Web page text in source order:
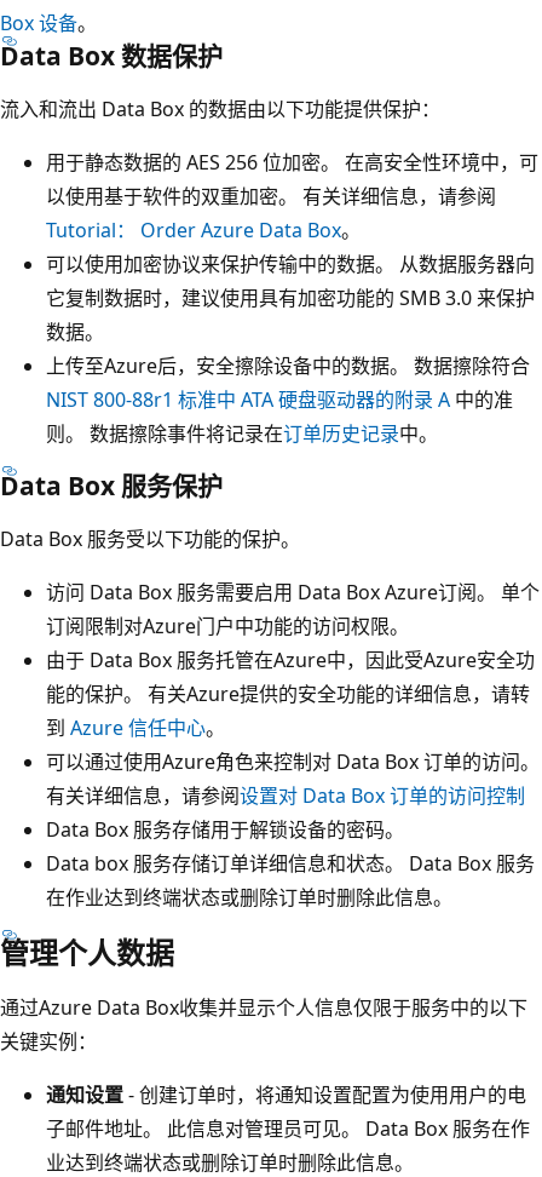
Box 设备。
Data Box 数据保护
流入和流出 Data Box 的数据由以下功能提供保护：
用于静态数据的 AES 256 位加密。 在高安全性环境中，可
以使用基于软件的双重加密。 有关详细信息，请参阅
Tutorial： Order Azure Data Box。
可以使用加密协议来保护传输中的数据。 从数据服务器向
它复制数据时，建议使用具有加密功能的 SMB 3.0 来保护
数据。
上传至Azure后，安全擦除设备中的数据。 数据擦除符合
NIST 800-88r1 标准中 ATA 硬盘驱动器的附录 A 中的准
则。 数据擦除事件将记录在订单历史记录中。
Data Box 服务保护
Data Box 服务受以下功能的保护。
访问 Data Box 服务需要启用 Data Box Azure订阅。 单个
订阅限制对Azure门户中功能的访问权限。
由于 Data Box 服务托管在Azure中，因此受Azure安全功
能的保护。 有关Azure提供的安全功能的详细信息，请转
到 Azure 信任中心。
可以通过使用Azure角色来控制对 Data Box 订单的访问。
有关详细信息，请参阅设置对 Data Box 订单的访问控制
Data Box 服务存储用于解锁设备的密码。
Data box 服务存储订单详细信息和状态。 Data Box 服务
在作业达到终端状态或删除订单时删除此信息。
管理个人数据
通过Azure Data Box收集并显示个人信息仅限于服务中的以下
关键实例：
通知设置- 创建订单时，将通知设置配置为使用用户的电
子邮件地址。 此信息对管理员可见。 Data Box 服务在作
业达到终端状态或删除订单时删除此信息。